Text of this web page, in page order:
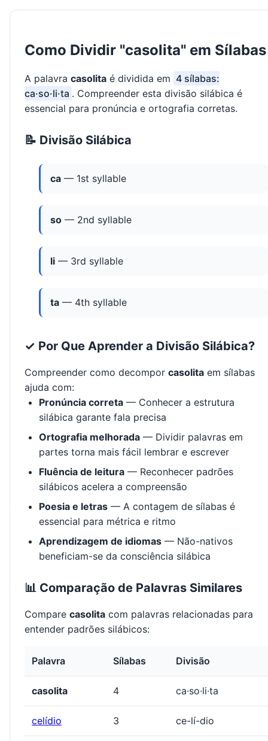
Como Dividir "casolita" em Sílabas
A palavra casolita é dividida em 4 sílabas:
ca·so·li·ta . Compreender esta divisão silábica é
essencial para pronúncia e ortografia corretas.
📝 Divisão Silábica
ca — 1st syllable
so — 2nd syllable
li — 3rd syllable
ta — 4th syllable
✓ Por Que Aprender a Divisão Silábica?
Compreender como decompor casolita em sílabas
ajuda com:
Pronúncia correta — Conhecer a estrutura
silábica garante fala precisa
Ortografia melhorada — Dividir palavras em
partes torna mais fácil lembrar e escrever
Fluência de leitura — Reconhecer padrões
silábicos acelera a compreensão
Poesia e letras — A contagem de sílabas é
essencial para métrica e ritmo
Aprendizagem de idiomas — Não-nativos
beneficiam-se da consciência silábica
📊 Comparação de Palavras Similares
Compare casolita com palavras relacionadas para
entender padrões silábicos:
Palavra Sílabas Divisão
casolita 4 ca·so·li·ta
celídio 3 ce-lí-dio